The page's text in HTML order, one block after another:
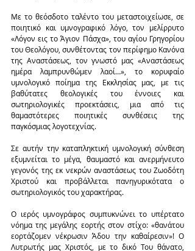
Με το θεόσδοτο ταλέντο του μεταστοιχείωσε, σε
ποιητικό και υμνογραφικό λόγο, τον μελίρρυτο
«Λόγον εις το Άγιον Πάσχα», του αγίου Γρηγορίου
του Θεολόγου, συνθέτοντας τον περίφημο Κανόνα
της Αναστάσεως, τον γνωστό μας «Αναστάσεως
ημέρα λαμπρυνθώμεν λαοί…», το κορυφαίο
υμνολογικό ποίημα της Εκκλησίας μας, με τις
βαθύτατες θεολογικές του έννοιες και
σωτηριολογικές προεκτάσεις, μια από τις
θαμαστότερες ποιητικές συνθέσεις της
παγκόσμιας λογοτεχνίας.
Σε αυτήν την καταπληκτική υμνολογική σύνθεση
εξυμνείται το μέγα, θαυμαστό και ανερμήνευτο
γεγονός της εκ νεκρών αναστάσεως του Ζωοδότη
Χριστού και προβάλλεται πανηγυρικότατα ο
σωτηριολογικός του χαρακτήρας.
Ο ιερός υμνογράφος συμπυκνώνει το υπέρτατο
νόημα της μεγάλης εορτής στον στίχο: «θανάτου
εορτάζομεν νέκρωσιν Άδου την καθαίρεσιν»! Ο
Λυτρωτής μας Χριστός, με το δικό Του θάνατο,